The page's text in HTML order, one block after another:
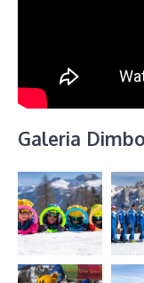
Galeria Dimbo